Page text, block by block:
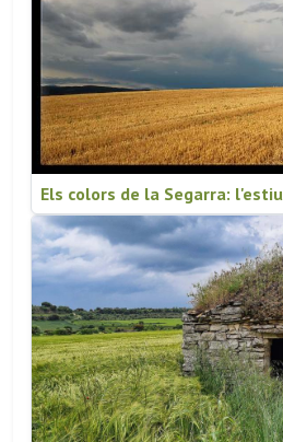
Els colors de la Segarra: l'estiu